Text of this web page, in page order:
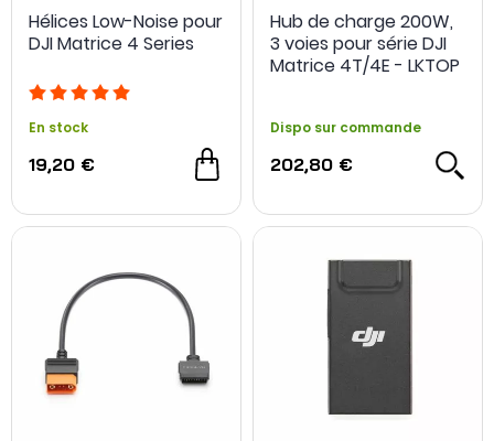
Hélices Low-Noise pour
DJI Matrice 4 Series
En stock
19,20 €
Hub de charge 200W,
3 voies pour série DJI
Matrice 4T/4E - LKTOP
Dispo sur commande
202,80 €